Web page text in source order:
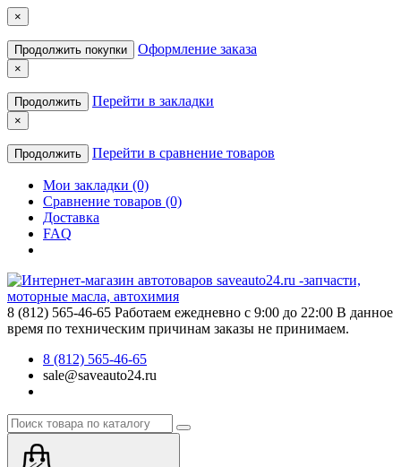
×
Продолжить покупки Оформление заказа
×
Продолжить Перейти в закладки
×
Продолжить Перейти в сравнение товаров
Мои закладки (0)
Сравнение товаров (0)
Доставка
FAQ
8 (812) 565-46-65 Работаем ежедневно с 9:00 до 22:00 В данное
время по техническим причинам заказы не принимаем.
8 (812) 565-46-65
sale@saveauto24.ru